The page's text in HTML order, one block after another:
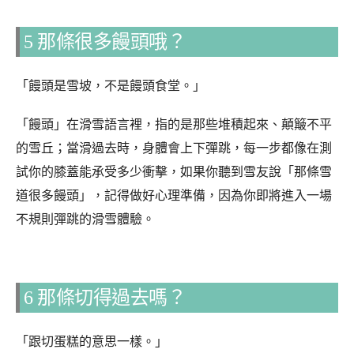
5 那條很多饅頭哦？
「饅頭是雪坡，不是饅頭食堂。」
「饅頭」在滑雪語言裡，指的是那些堆積起來、顛簸不平
的雪丘；當滑過去時，身體會上下彈跳，每一步都像在測
試你的膝蓋能承受多少衝擊，如果你聽到雪友說「那條雪
道很多饅頭」，記得做好心理準備，因為你即將進入一場
不規則彈跳的滑雪體驗。
6 那條切得過去嗎？
「跟切蛋糕的意思一樣。」